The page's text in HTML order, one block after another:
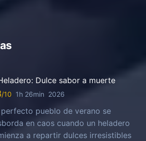
Dulce sabor a muerte
1h 26min 2026
perfecto pueblo de verano se
en caos cuando un heladero
a repartir dulces irresistibles